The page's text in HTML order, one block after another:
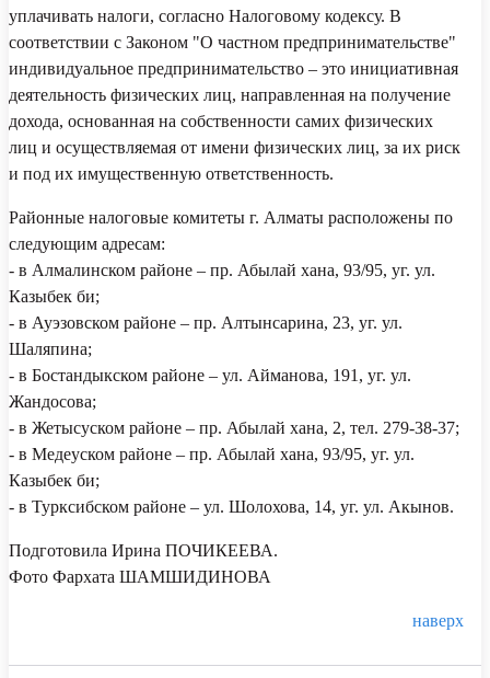
уплачивать налоги, согласно Налоговому кодексу. В
соответствии с Законом "О частном предпринимательстве"
индивидуальное предпринимательство – это инициативная
деятельность физических лиц, направленная на получение
дохода, основанная на собственности самих физических
лиц и осуществляемая от имени физических лиц, за их риск
и под их имущественную ответственность.
Районные налоговые комитеты г. Алматы расположены по
следующим адресам:
- в Алмалинском районе – пр. Абылай хана, 93/95, уг. ул.
Казыбек би;
- в Ауэзовском районе – пр. Алтынсарина, 23, уг. ул.
Шаляпина;
- в Бостандыкском районе – ул. Айманова, 191, уг. ул.
Жандосова;
- в Жетысуском районе – пр. Абылай хана, 2, тел. 279-38-37;
- в Медеуском районе – пр. Абылай хана, 93/95, уг. ул.
Казыбек би;
- в Турксибском районе – ул. Шолохова, 14, уг. ул. Акынов.
Подготовила Ирина ПОЧИКЕЕВА.
Фото Фархата ШАМШИДИНОВА
наверх